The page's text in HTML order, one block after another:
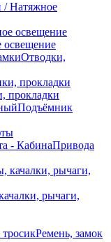
/ Натяжное
Отводки,
прокладки
Подъёмник
Привода
рычаги,
Ремень, замок